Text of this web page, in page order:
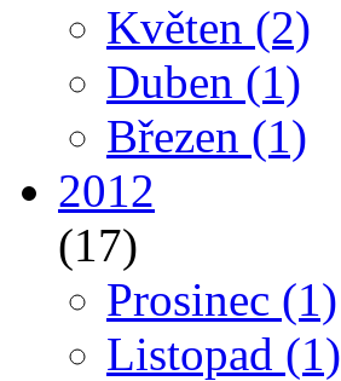
Květen (2)
Duben (1)
Březen (1)
2012
(17)
Prosinec (1)
Listopad (1)